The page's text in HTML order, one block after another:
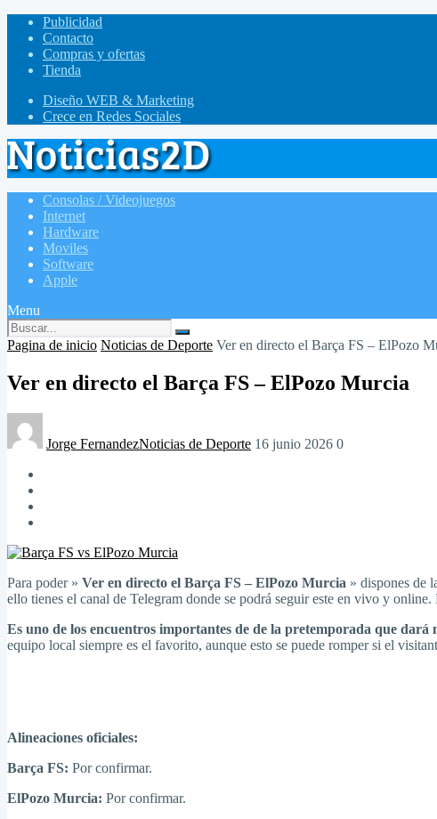
Publicidad
Contacto
Compras y ofertas
Tienda
Diseño WEB & Marketing
Crece en Redes Sociales
Consolas / Videojuegos
Internet
Hardware
Moviles
Software
Apple
Menu
Pagina de inicio Noticias de Deporte Ver en directo el Barça FS – ElPozo
Ver en directo el Barça FS – ElPozo Murcia
Jorge FernandezNoticias de Deporte 16 junio 2026 0
Para poder » Ver en directo el Barça FS – ElPozo Murcia » dispones de
ello tienes el canal de Telegram donde se podrá seguir este en vivo y
Es uno de los encuentros importantes de de la pretemporada que dará
equipo local siempre es el favorito, aunque esto se puede romper si el
Alineaciones oficiales:
Barça FS: Por confirmar.
ElPozo Murcia: Por confirmar.